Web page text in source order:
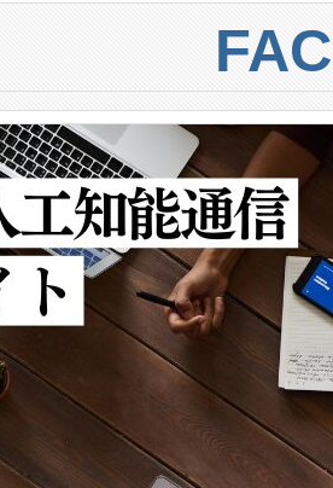
は、ai&のAI
統合、試運転、
のデータを監視
600メートルに
10％のターゲッ
大検知距離は
大1キロメート
囲を監視でき、
理を簡素化でき
類のFOVオプシ
マルモード、長
えて使用するこ